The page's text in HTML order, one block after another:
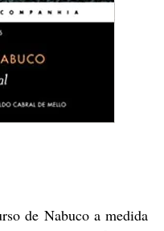
de Nabuco a medida